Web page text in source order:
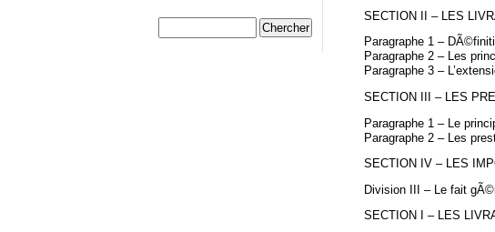
SECTION II – LES
Paragraphe 1 –
Paragraphe 2 – Les
Paragraphe 3 –
SECTION III – LES
Paragraphe 1 – Le
Paragraphe 2 – Les
SECTION IV – LES
Division III – Le fait
SECTION I – LES